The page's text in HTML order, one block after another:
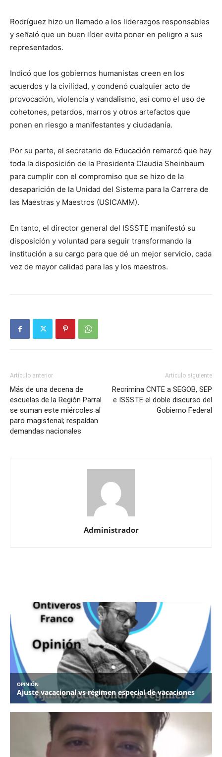
Rodríguez hizo un llamado a los liderazgos responsables
y señaló que un buen líder evita poner en peligro a sus
representados.
Indicó que los gobiernos humanistas creen en los
acuerdos y la civilidad, y condenó cualquier acto de
provocación, violencia y vandalismo, así como el uso de
cohetones, petardos, marros y otros artefactos que
ponen en riesgo a manifestantes y ciudadanía.
Por su parte, el secretario de Educación remarcó que hay
toda la disposición de la Presidenta Claudia Sheinbaum
para cumplir con el compromiso que se hizo de la
desaparición de la Unidad del Sistema para la Carrera de
las Maestras y Maestros (USICAMM).
En tanto, el director general del ISSSTE manifestó su
disposición y voluntad para seguir transformando la
institución a su cargo para que dé un mejor servicio, cada
vez de mayor calidad para las y los maestros.
Artículo anterior
Más de una decena de
escuelas de la Región Parral
se suman este miércoles al
paro magisterial; respaldan
demandas nacionales
Artículo siguiente
Recrimina CNTE a SEGOB, SEP
e ISSSTE el doble discurso del
Gobierno Federal
Administrador